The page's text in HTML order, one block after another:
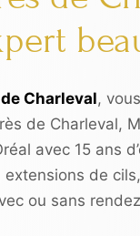
Charleval,
de Charleval,
avec 15 ans
de
ou sans